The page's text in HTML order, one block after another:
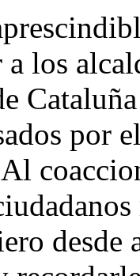
los
por
desde